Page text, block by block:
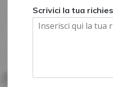
Scrivici la tua